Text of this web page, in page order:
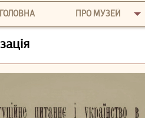
ГОЛОВНА ПРО МУЗЕЙ